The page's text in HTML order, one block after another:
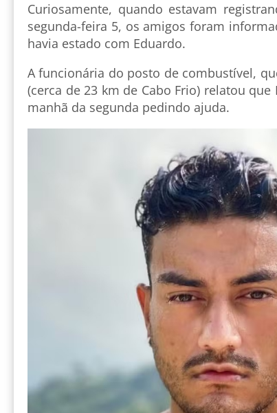
Curiosamente, quando estavam
segunda-feira 5, os amigos foram
havia estado com Eduardo.
A funcionária do posto de combustível,
(cerca de 23 km de Cabo Frio) relatou
manhã da segunda pedindo ajuda.